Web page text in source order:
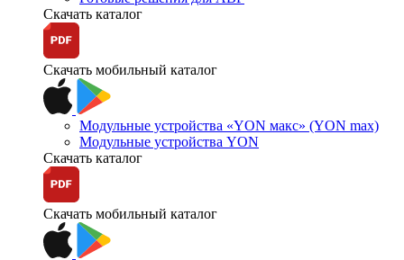
Скачать каталог
Скачать мобильный каталог
Модульные устройства «YON макс» (YON max)
Модульные устройства YON
Скачать каталог
Скачать мобильный каталог